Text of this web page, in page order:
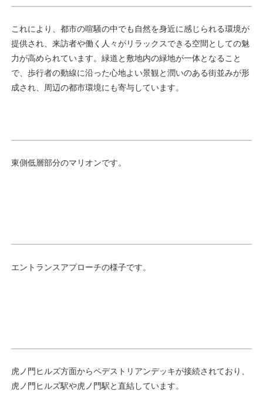
これにより、都市の喧騒の中でも自然を身近に感じられる環境が
提供され、来訪者や働く人々がリラックスできる空間としての魅
力が高められています。緑道と敷地内の緑地が一体となること
で、歩行者の動線に沿った心地よい景観と潤いのある街並みが形
成され、周辺の都市環境にも寄与しています。
東側低層部分のマリオンです。
エントランスアプローチの様子です。
虎ノ門ヒルズ方面からペデストリアンデッキが接続されており、
虎ノ門ヒルズ駅や虎ノ門駅と直結しています。